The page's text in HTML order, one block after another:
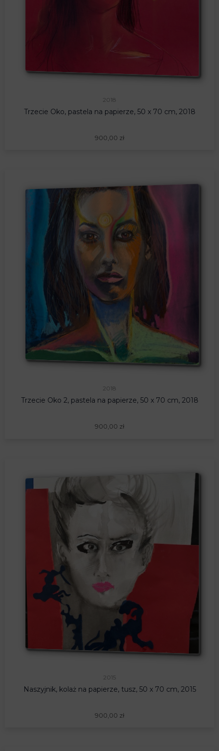
2018
Trzecie Oko, pastela na papierze, 50 x 70 cm, 2018
900,00 zł
2018
Trzecie Oko 2, pastela na papierze, 50 x 70 cm, 2018
900,00 zł
2015
Naszyjnik, kolaż na papierze, tusz, 50 x 70 cm, 2015
900,00 zł